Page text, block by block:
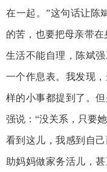
在一起。”这句话让陈
的苦，也要把母亲带在
生活不能自理，陈斌
一个作息表。我发现
样的小事都提到了。
强说：“没关系，只要
看到这儿，我感到自
助妈妈做家务活儿，